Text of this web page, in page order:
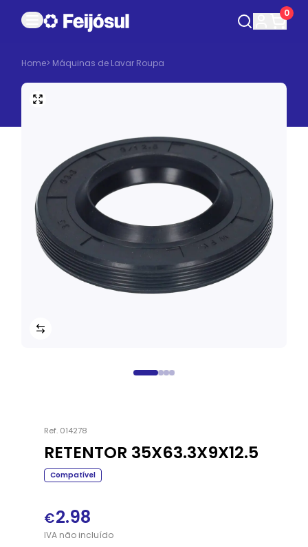
0
Home> Máquinas de Lavar Roupa
Ref. 014278
RETENTOR 35X63.3X9X12.5
Compatível
€2.98
IVAnãoincluído